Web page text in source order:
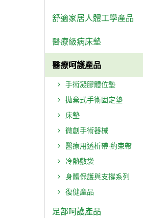
舒適家居人體工學產品
醫療級病床墊
醫療呵護產品
手術凝膠體位墊
拋棄式手術固定墊
床墊
微創手術器械
醫療用透析帶‧約束帶
冷熱敷袋
身體保護與支撐系列
復健產品
足部呵護產品